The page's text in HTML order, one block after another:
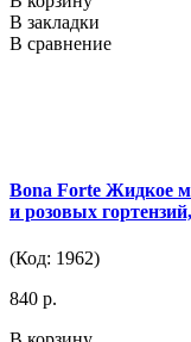
В закладки
В сравнение
Bona Forte Жидкое
и розовых
(Код: 1962)
840 р.